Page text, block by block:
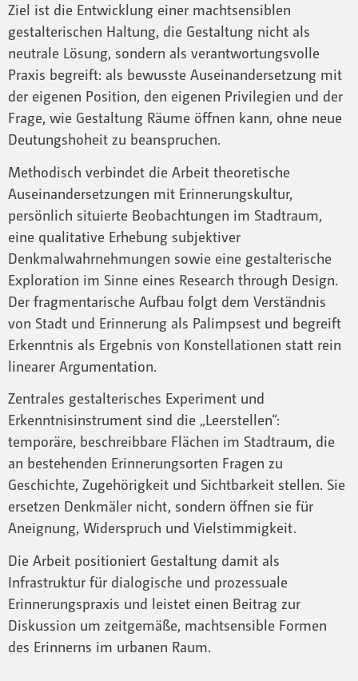
Ziel ist die Entwicklung einer machtsensiblen
gestalterischen Haltung, die Gestaltung nicht als
neutrale Lösung, sondern als verantwortungsvolle
Praxis begreift: als bewusste Auseinandersetzung mit
der eigenen Position, den eigenen Privilegien und der
Frage, wie Gestaltung Räume öffnen kann, ohne neue
Deutungshoheit zu beanspruchen.
Methodisch verbindet die Arbeit theoretische
Auseinandersetzungen mit Erinnerungskultur,
persönlich situierte Beobachtungen im Stadtraum,
eine qualitative Erhebung subjektiver
Denkmalwahrnehmungen sowie eine gestalterische
Exploration im Sinne eines Research through Design.
Der fragmentarische Aufbau folgt dem Verständnis
von Stadt und Erinnerung als Palimpsest und begreift
Erkenntnis als Ergebnis von Konstellationen statt rein
linearer Argumentation.
Zentrales gestalterisches Experiment und
Erkenntnisinstrument sind die „Leerstellen“:
temporäre, beschreibbare Flächen im Stadtraum, die
an bestehenden Erinnerungsorten Fragen zu
Geschichte, Zugehörigkeit und Sichtbarkeit stellen. Sie
ersetzen Denkmäler nicht, sondern öffnen sie für
Aneignung, Widerspruch und Vielstimmigkeit.
Die Arbeit positioniert Gestaltung damit als
Infrastruktur für dialogische und prozessuale
Erinnerungspraxis und leistet einen Beitrag zur
Diskussion um zeitgemäße, machtsensible Formen
des Erinnerns im urbanen Raum.